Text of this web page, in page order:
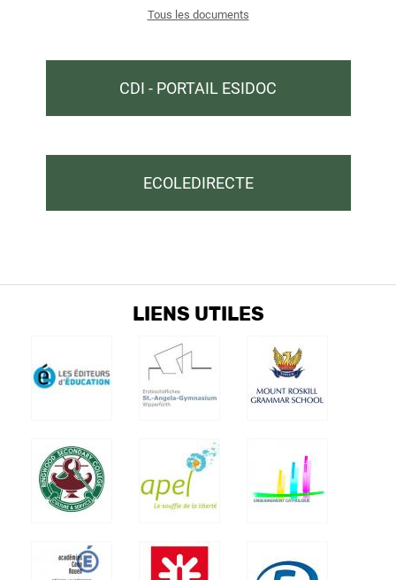
Tous les documents
CDI - PORTAIL ESIDOC
ECOLEDIRECTE
LIENS UTILES